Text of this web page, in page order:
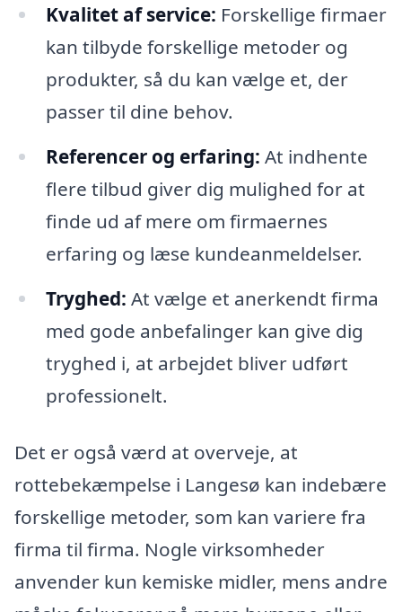
Kvalitet af service: Forskellige firmaer
kan tilbyde forskellige metoder og
produkter, så du kan vælge et, der
passer til dine behov.
Referencer og erfaring: At indhente
flere tilbud giver dig mulighed for at
finde ud af mere om firmaernes
erfaring og læse kundeanmeldelser.
Tryghed: At vælge et anerkendt firma
med gode anbefalinger kan give dig
tryghed i, at arbejdet bliver udført
professionelt.
Det er også værd at overveje, at
rottebekæmpelse i Langesø kan indebære
forskellige metoder, som kan variere fra
firma til firma. Nogle virksomheder
anvender kun kemiske midler, mens andre